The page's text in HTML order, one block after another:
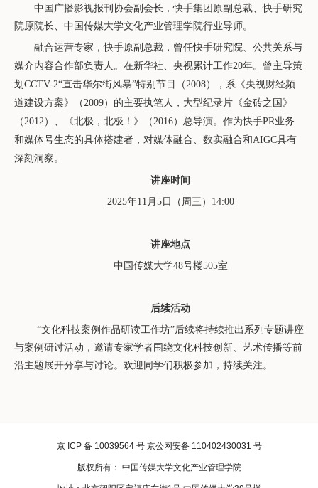
中 国广播影视报刊协会副会长，快手集团原副总裁、快手研究
院原院长、中国传媒大学文化产业管理学院行业导师。
融合运营专家，快手原副总裁，曾任快手研究院、公共关系与
媒介内容合作部负责人。在新华社、央视累计工作20年。曾主导策
划 CCTV-2“直击华尔街风暴”特别节目（ 2008），系《央视财经频
道建设方案》（ 2009）的主要执笔人，大型纪录片《金砖之国》
（ 2012 ）、《北极，北极！》（ 2016）总导演。作为快手PR业务
和媒体号生态的具体搭建者，对媒体融合、数实融合和AIGC具有
深刻洞察。
讲座时间
2025年1 1 月 5日（周三） 14:00
讲座地点
中国传媒大学48号楼505室
后续活动
“文化科技案例作品研读工作坊”后续将持续推出系列专题讲座
与案例研讨活动 ，邀请专家学者围绕文化科技创新、艺术传播等前
沿主题展开分享与讨论。欢迎同学们积极参加，持续关注。
京 ICP 备 10039564 号 京公网安备 110402430031 号
版权所有： 中国传媒大学文化产业管理学院